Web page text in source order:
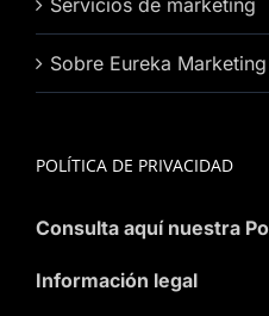
Sobre Eureka Marketing
POLÍTICA DE PRIVACIDAD
Consulta aquí nuestra
Información legal